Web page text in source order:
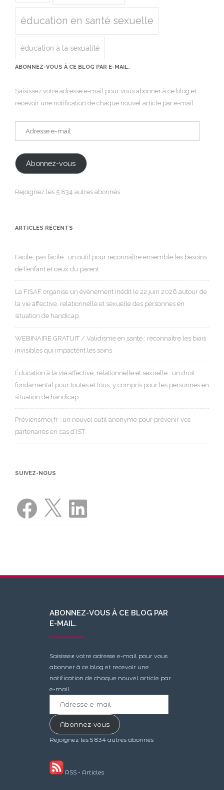
éducation en santé sexuelle
éducation à la sexualité
ABONNEZ-VOUS À CE BLOG PAR E-MAIL.
Saisissez votre adresse e-mail pour vous abonner à ce blog et
recevoir une notification de chaque nouvel article par e-mail.
Abonnez-vous
Rejoignez les 5 834 autres abonnés
ARTICLES RÉCENTS
Facile, pas facile : un outil pour reconnaître ensemble les besoins
de l’enfant et ceux du parent
La FISAF organise un événement inédit le 22 juin 2026 autour de
la vie affective, relationnelle et sexuelle des personnes en
situation de handicap.
WEBINAIRE GRATUIT / Validisme en santé : reconnaître les biais
invisibles qui impactent les soins
Éducation à la vie affective, relationnelle et sexuelle : un droit
fondamental pour toutes et tous, y compris pour les personnes en
situation de handicap
Préviensmoi.fr : un nouvel outil anonyme pour prévenir vos
partenaires en cas d’IST
SUIVEZ-NOUS
Facebook LinkedIn
ABONNEZ-VOUS À CE BLOG PAR
E-MAIL.
Saisissez votre adresse e-mail pour vous
abonner à ce blog et recevoir une
notification de chaque nouvel article par
e-mail.
mailAbonnez-vous
Rejoignez les 5 834 autres abonnés
RSS - Articles